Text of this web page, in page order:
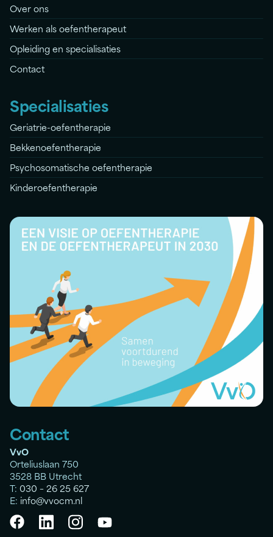
Over ons
Werken als oefentherapeut
Opleiding en specialisaties
Contact
Specialisaties
Geriatrie-oefentherapie
Bekkenoefentherapie
Psychosomatische oefentherapie
Kinderoefentherapie
Contact
VvO
Orteliuslaan 750
3528 BB Utrecht
T: 030 – 26 25 627
E: info@vvocm.nl